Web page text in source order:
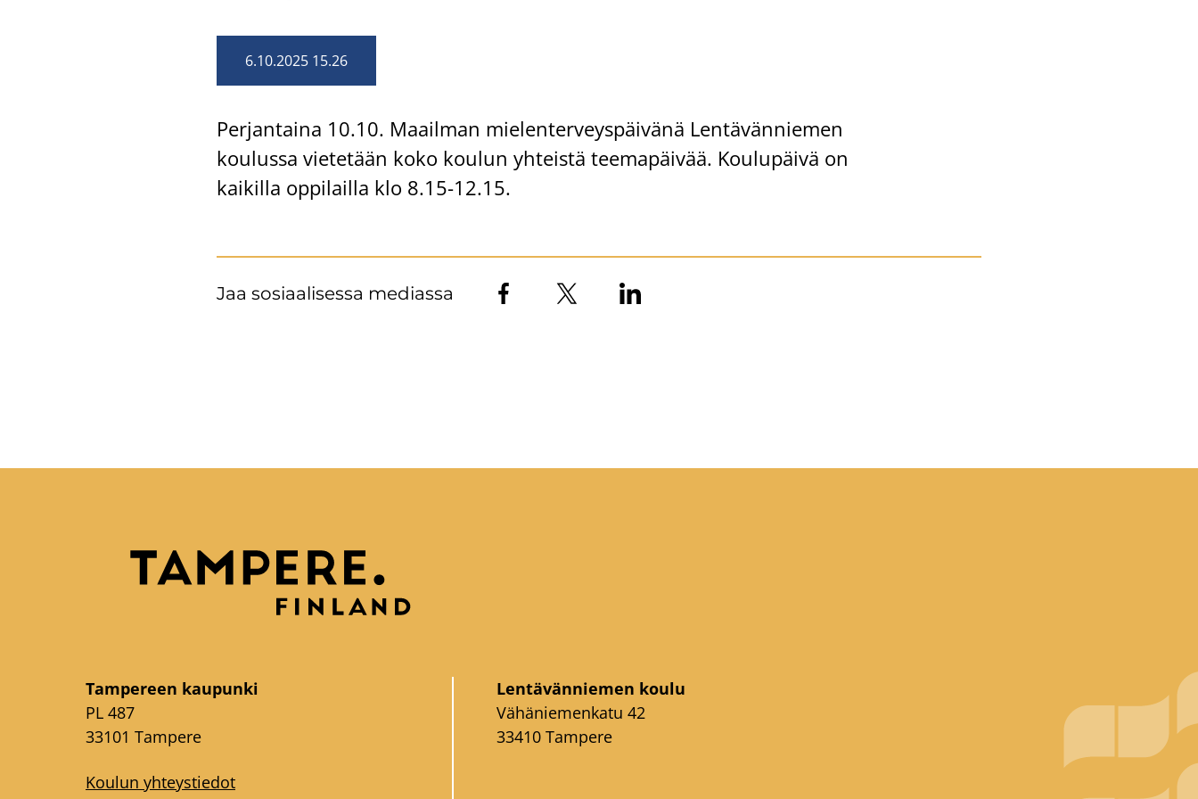
6.10.2025 15.26
Per­jan­tai­na 10.10. Maa­il­man mie­len­ter­veys­päi­vä­nä Len­tä­vän­nie­men
kou­lus­sa vie­te­tään koko kou­lun yh­teis­tä tee­ma­päi­vää. Kou­lu­päi­vä on
kai­kil­la op­pi­lail­la klo 8.15-12.15.
Jaa sosiaalisessa mediassa
Tampereen kaupunki
PL 487
33101 Tampere
Koulun yhteystiedot
Lentävänniemen koulu
Vähäniemenkatu 42
33410 Tampere